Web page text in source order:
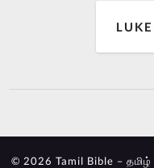
© 2026 Tamil Bible –